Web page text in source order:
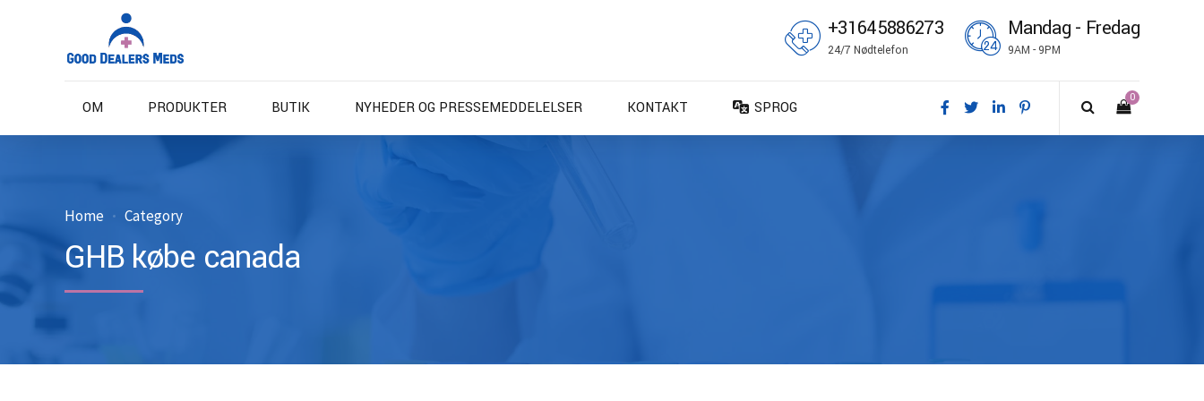
+31645886273
24/7 Nødtelefon
Mandag - Fredag
9AM - 9PM
0
OM PRODUKTER BUTIK NYHEDER OG PRESSEMEDDELELSER KONTAKT
SPROG
Home Category
GHB købe canada